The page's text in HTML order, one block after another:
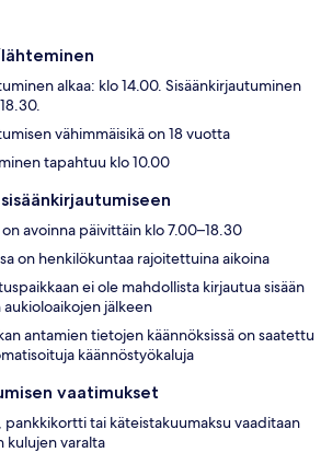
alkaa: klo 14.00. Sisäänkirjautuminen
vähimmäisikä on 18 vuotta
tapahtuu klo 10.00
avoinna päivittäin klo 7.00–18.30
on henkilökuntaa rajoitettuina aikoina
ei ole mahdollista kirjautua sisään
jälkeen
antamien tietojen käännöksissä on saatettu
käännöstyökaluja
vaatimukset
tai käteistakuumaksu vaaditaan
kulujen varalta